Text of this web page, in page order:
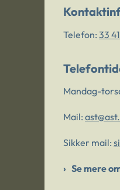
Telefon: 33
Mandag-
Mail:
Sikker mail:
Se mere